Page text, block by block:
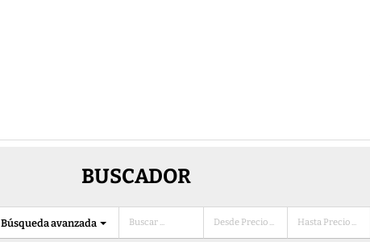
BUSCADOR
Búsqueda avanzada